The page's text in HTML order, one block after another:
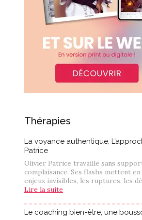
Thérapies
La voyance authentique,
Patrice
Olivier Patrice travaille sans
complaisance. Ses flashs mettent
enjeux invisibles, les ruptures, les
Lire la suite
Le coaching bien-être, une